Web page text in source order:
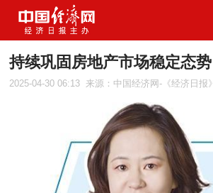
持续巩固房地产市场稳定态势
2025-04-30 06:13 来源：中国经济网-《经济日报》